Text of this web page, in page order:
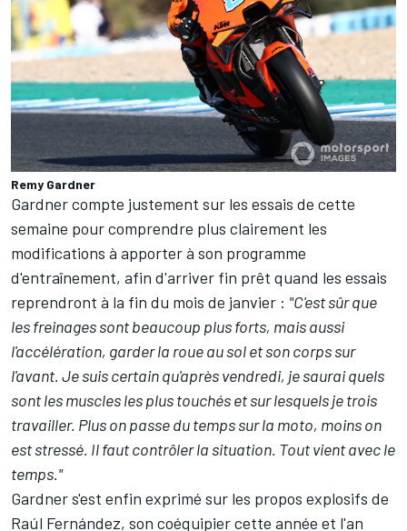
Remy Gardner
Gardner compte justement sur les essais de cette
semaine pour comprendre plus clairement les
modifications à apporter à son programme
d'entraînement, afin d'arriver fin prêt quand les essais
reprendront à la fin du mois de janvier : "C'est sûr que
les freinages sont beaucoup plus forts, mais aussi
l'accélération, garder la roue au sol et son corps sur
l'avant. Je suis certain qu'après vendredi, je saurai quels
sont les muscles les plus touchés et sur lesquels je trois
travailler. Plus on passe du temps sur la moto, moins on
est stressé. Il faut contrôler la situation. Tout vient avec le
temps."
Gardner s'est enfin exprimé sur les propos explosifs de
Raúl Fernández, son coéquipier cette année et l'an